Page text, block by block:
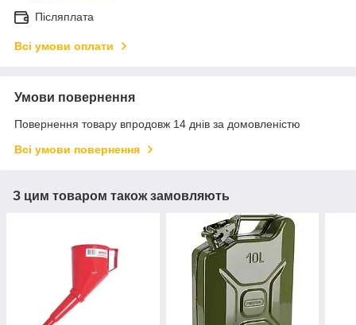
Післяплата
Всі умови оплати
Умови повернення
Повернення товару впродовж 14 днів за домовленістю
Всі умови повернення
З цим товаром також замовляють